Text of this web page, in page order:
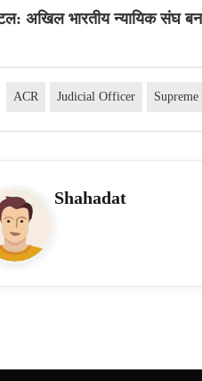
अखिल भारतीय न्यायिक संघ
ACR Judicial Officer
Shahadat